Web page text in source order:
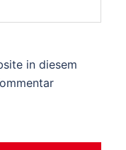
in diesem